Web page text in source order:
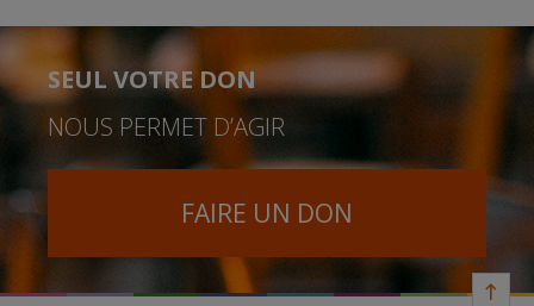
SEUL VOTRE DON
NOUS PERMET D’AGIR
FAIRE UN DON